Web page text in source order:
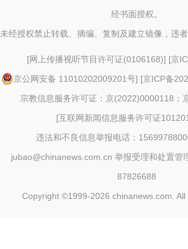
经书面授权。
未经授权禁止转载、摘编、复制及建立镜像，违
[网上传播视听节目许可证(0106168)] [京
京公网安备 11010202009201号] [京ICP备
宗教信息服务许可证：京(2022)0000118；
[互联网新闻信息服务许可证
违法和不良信息举报电话：
jubao@chinanews.com.cn 举报受理和处置管
87826688
Copyright ©1999-2026 chinanews.com.